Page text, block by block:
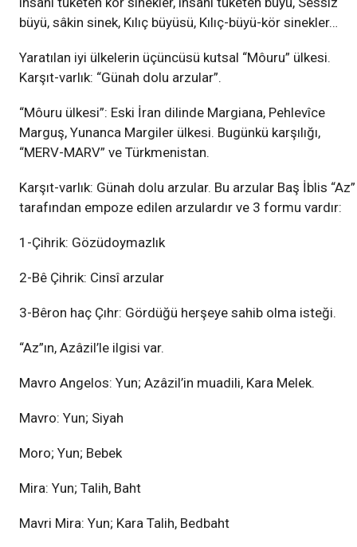
büyü, sâkin sinek, Kılıç büyüsü, Kılıç-büyü-kör sinekler…
Yaratılan iyi ülkelerin üçüncüsü kutsal “Môuru” ülkesi.
Karşıt-varlık: “Günah dolu arzular”.
“Môuru ülkesi”: Eski İran dilinde Margiana, Pehlevîce
Marguş, Yunanca Margiler ülkesi. Bugünkü karşılığı,
“MERV-MARV” ve Türkmenistan.
Karşıt-varlık: Günah dolu arzular. Bu arzular Baş İblis “Az”
tarafından empoze edilen arzulardır ve 3 formu vardır:
1-Çihrik: Gözüdoymazlık
2-Bê Çihrik: Cinsî arzular
3-Bêron haç Çıhr: Gördüğü herşeye sahib olma isteği.
“Az”ın, Azâzil’le ilgisi var.
Mavro Angelos: Yun; Azâzil’in muadili, Kara Melek.
Mavro: Yun; Siyah
Moro; Yun; Bebek
Mira: Yun; Talih, Baht
Mavri Mira: Yun; Kara Talih, Bedbaht